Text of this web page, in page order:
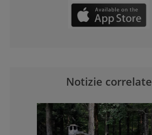
Notizie correlate